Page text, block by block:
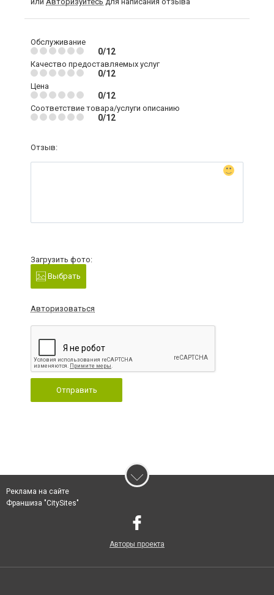
Обслуживание
0/12
Качество предоставляемых услуг
0/12
Цена
0/12
Соответствие товара/услуги описанию
0/12
Отзыв:
Загрузить фото:
Выбрать
Авторизоваться
Отправить
Реклама на сайте
Франшиза "CitySites"
Авторы проекта